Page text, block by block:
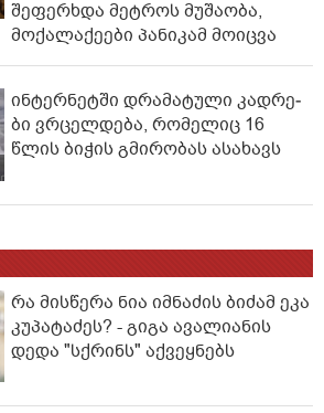
შეფერხდა მეტროს მუშაობა,
მოქალაქეები პანიკამ მოიცვა
ინ­ტერ­ნეტ­ში დრა­მა­ტუ­ლი კად­რე­
ბი ვრცელდება, რომელიც 16
წლის ბიჭის გმირობას ასახავს
რა მისწერა ნია იმნაძის ბიძამ ეკა
კუპატაძეს? - გიგა ავალიანის
დედა "სქრინს" აქვეყნებს